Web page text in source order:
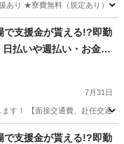
り ★寮費無料（規定あり） ★
単純作業
で支援金が貰える!?即勤
払いや週払い・お金住
案件です！簡単な電子
♪
7月31日
す！ 【面接交通費、赴任交通
で支援金が貰える!?即勤